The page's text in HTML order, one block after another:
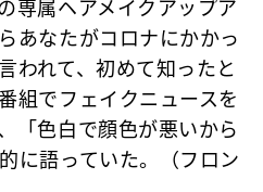
専属ヘアメイクアップア
あなたがコロナにかかっ
われて、初めて知ったと
組でフェイクニュースを
「色白で顔色が悪いから
に語っていた。（フロン